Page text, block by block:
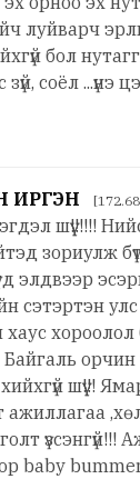
луйварч
бол
соёл ...үнэ
ИРГЭН
шүү!!!!!!
зориулж
элдвээр
сэтэртэн
хаус
орчин
шүү!!!
ажиллагаа
үзсэнгүй!!!
baby